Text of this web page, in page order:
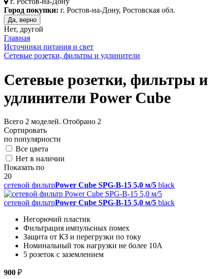
Город покупки: г. Ростов-на-Дону, Ростовская обл.
Да, верно
Нет, другой
Главная
Источники питания и свет
Сетевые розетки, фильтры и удлинители
Сетевые розетки, фильтры и
удлинители Power Cube
Всего 2 моделей. Отобрано 2
Сортировать
по популярности
Все цвета
Нет в наличии
Показать по
20
сетевой фильтрPower Cube SPG-B-15 5,0 м/5 black
сетевой фильтрPower Cube SPG-B-15 5,0 м/5 black
Негорючий пластик
Фильтрация импульсных помех
Защита от КЗ и перегрузки по току
Номинальный ток нагрузки не более 10А
5 розеток с заземлением
900 ₽